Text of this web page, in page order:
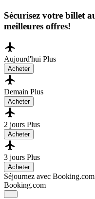
Sécurisez votre billet
meilleures offres!
Aujourd'hui Plus
Acheter
Demain Plus
Acheter
2 jours Plus
Acheter
3 jours Plus
Acheter
Séjournez avec Booking.com
Booking.com